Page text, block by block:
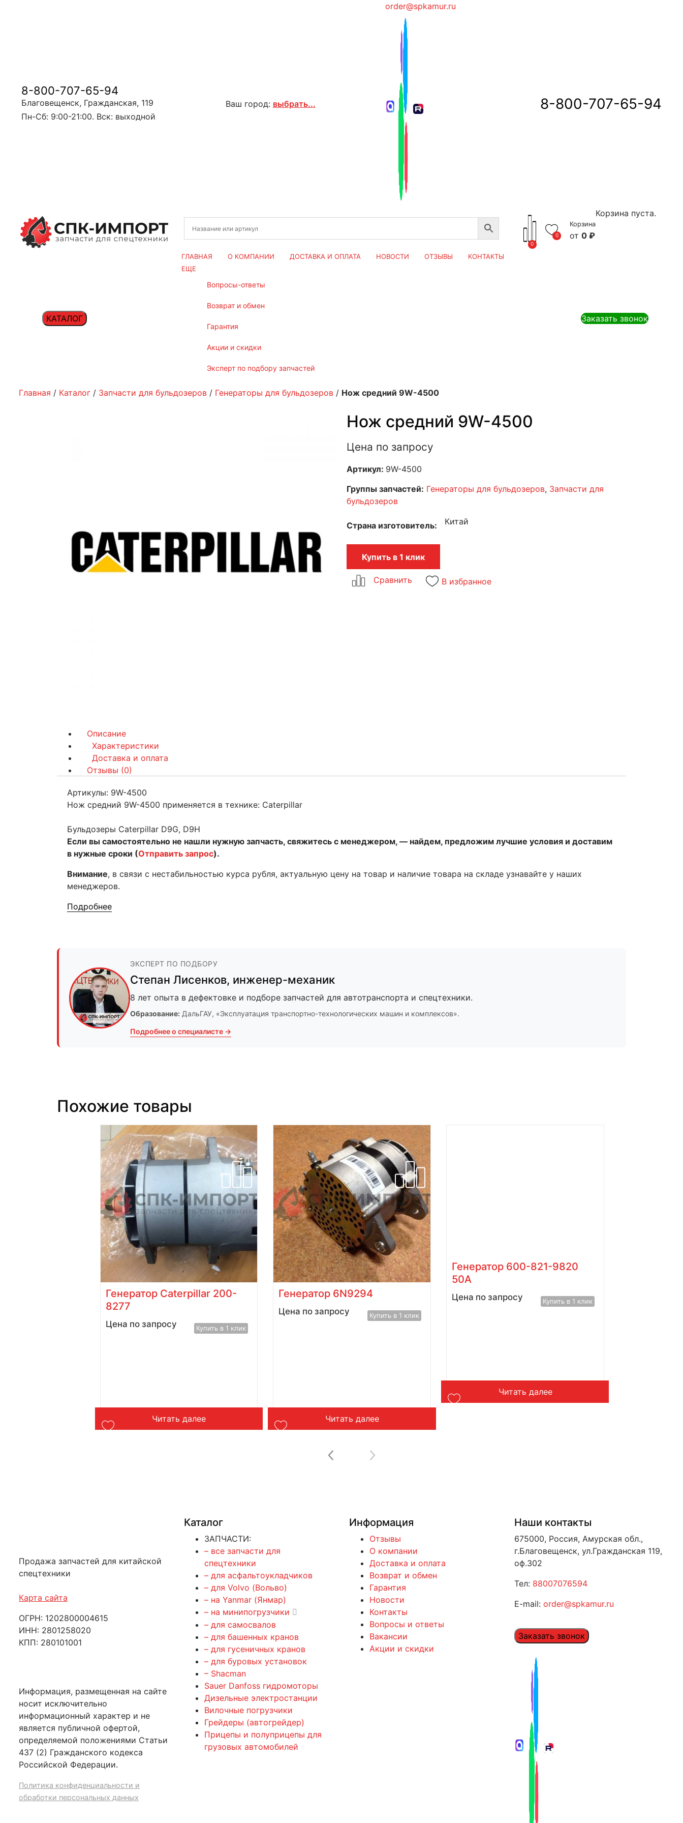
8-800-707-65-94
Благовещенск, Гражданская, 119
Пн-Сб: 9:00-21:00. Вск: выходной
Ваш город: выбрать...
order@spkamur.ru
8-800-707-65-94
0
0
Корзина
0 ₽
Корзина пуста.
КАТАЛОГ
ГЛАВНАЯ О КОМПАНИИ ДОСТАВКА И ОПЛАТА НОВОСТИ ОТЗЫВЫ
КОНТАКТЫ
ЕЩЕ
вопросы-ответы
возврат и обмен
гарантия
акции и скидки
эксперт по подбору запчастей
Заказать звонок
Главная / Каталог / Запчасти для бульдозеров / Генераторы для бульдозеров / Нож средний 9W-4500
Нож средний 9W-4500
Цена по запросу
Артикул: 9W-4500
Группы запчастей: Генераторы для бульдозеров, Запчасти для
бульдозеров
Страна изготовитель Китай
Купить в 1 клик
В избранное
Описание
Характеристики
Доставка и оплата
Отзывы (0)
Артикулы: 9W-4500
Нож средний 9W-4500 применяется в технике: Caterpillar
Бульдозеры Caterpillar D9G, D9H
Если вы самостоятельно не нашли нужную запчасть, свяжитесь с менеджером, — найдем, предложим лучшие условия и доставим
в нужные сроки (Отправить запрос).
Внимание, в связи с нестабильностью курса рубля, актуальную цену на товар и наличие товара на складе узнавайте у наших
менеджеров.
Подробнее
ЭКСПЕРТ ПО ПОДБОРУ
Степан Лисенков, инженер-механик
8 лет опыта в дефектовке и подборе запчастей для автотранспорта и спецтехники.
Образование: ДальГАУ, «Эксплуатация транспортно-технологических машин и комплексов».
Подробнее о специалисте →
Похожие товары
Генератор Caterpillar 200-
8277
Цена по запросу Купить в 1 клик
Читать далее
Генератор 6N9294
Цена по запросу Купить в 1 клик
Читать далее
Генератор 600-821-9820
50A
Цена по запросу Купить в 1 клик
Читать далее
Продажа запчастей для китайской
спецтехники
Карта сайта
ОГРН: 1202800004615
ИНН: 2801258020
КПП: 280101001
Информация, размещенная на сайте
носит исключительно
информационный характер и не
является публичной офертой,
определяемой положениями Статьи
437 (2) Гражданского кодекса
Российской Федерации.
Политика конфиденциальности и
обработки персональных данных
Каталог
ЗАПЧАСТИ:
– все запчасти для
спецтехники
– для асфальтоукладчиков
– для Volvo (Вольво)
– на Yanmar (Янмар)
– на минипогрузчики
– для самосвалов
– для башенных кранов
– для гусеничных кранов
– для буровых установок
– Shacman
Sauer Danfoss гидромоторы
Дизельные электростанции
Вилочные погрузчики
Грейдеры (автогрейдер)
Прицепы и полуприцепы для
грузовых автомобилей
Информация
Отзывы
О компании
Доставка и оплата
Возврат и обмен
Гарантия
Новости
Контакты
Вопросы и ответы
Вакансии
Акции и скидки
Наши контакты
675000, Россия, Амурская обл.,
г.Благовещенск, ул.Гражданская 119,
оф.302
Тел: 88007076594
E-mail: order@spkamur.ru
Заказать звонок